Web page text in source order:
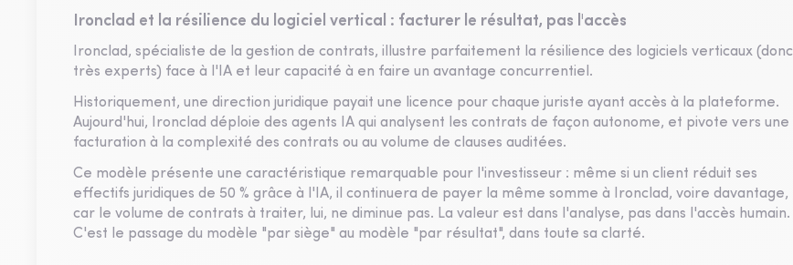
Ironclad et la résilience du logiciel vertical : facturer le résultat, pas l'accès
Ironclad, spécialiste de la gestion de contrats, illustre parfaitement la résilience des logiciels verticaux (donc
très experts) face à l'IA et leur capacité à en faire un avantage concurrentiel.
Historiquement, une direction juridique payait une licence pour chaque juriste ayant accès à la plateforme.
Aujourd'hui, Ironclad déploie des agents IA qui analysent les contrats de façon autonome, et pivote vers une
facturation à la complexité des contrats ou au volume de clauses auditées.
Ce modèle présente une caractéristique remarquable pour l'investisseur : même si un client réduit ses
effectifs juridiques de 50 % grâce à l'IA, il continuera de payer la même somme à Ironclad, voire davantage,
car le volume de contrats à traiter, lui, ne diminue pas. La valeur est dans l'analyse, pas dans l'accès humain.
C'est le passage du modèle "par siège" au modèle "par résultat", dans toute sa clarté.